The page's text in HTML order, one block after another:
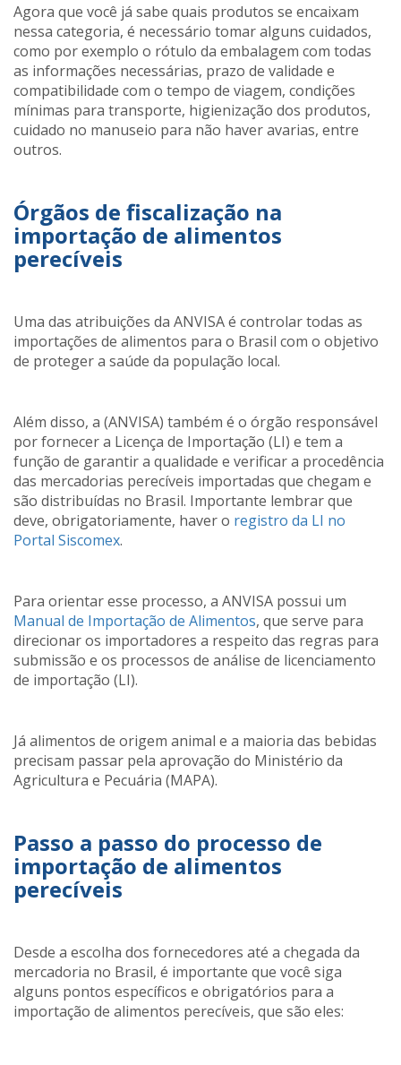
Agora que você já sabe quais produtos se encaixam
nessa categoria, é necessário tomar alguns cuidados,
como por exemplo o rótulo da embalagem com todas
as informações necessárias, prazo de validade e
compatibilidade com o tempo de viagem, condições
mínimas para transporte, higienização dos produtos,
cuidado no manuseio para não haver avarias, entre
outros.
Órgãos de fiscalização na
importação de alimentos
perecíveis
Uma das atribuições da ANVISA é controlar todas as
importações de alimentos para o Brasil com o objetivo
de proteger a saúde da população local.
Além disso, a (ANVISA) também é o órgão responsável
por fornecer a Licença de Importação (LI) e tem a
função de garantir a qualidade e verificar a procedência
das mercadorias perecíveis importadas que chegam e
são distribuídas no Brasil. Importante lembrar que
deve, obrigatoriamente, haver o registro da LI no
Portal Siscomex.
Para orientar esse processo, a ANVISA possui um
Manual de Importação de Alimentos, que serve para
direcionar os importadores a respeito das regras para
submissão e os processos de análise de licenciamento
de importação (LI).
Já alimentos de origem animal e a maioria das bebidas
precisam passar pela aprovação do Ministério da
Agricultura e Pecuária (MAPA).
Passo a passo do processo de
importação de alimentos
perecíveis
Desde a escolha dos fornecedores até a chegada da
mercadoria no Brasil, é importante que você siga
alguns pontos específicos e obrigatórios para a
importação de alimentos perecíveis, que são eles: